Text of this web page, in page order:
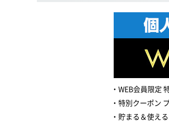
WEB会員限定
特別クーポン
貯まる＆使え